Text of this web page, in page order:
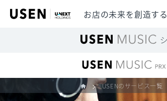
お店の未来を創造する
USENのサービス一覧